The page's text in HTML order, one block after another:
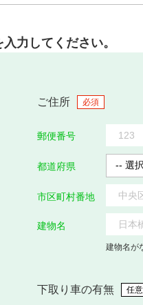
力してください。
ご住所 必須
郵便番号
都道府県
市区町村番地
建物名
建物名が
下取り車の有無 任意